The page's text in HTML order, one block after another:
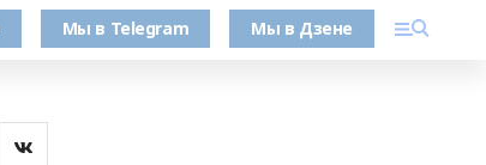
Мы в Telegram Мы в Дзене